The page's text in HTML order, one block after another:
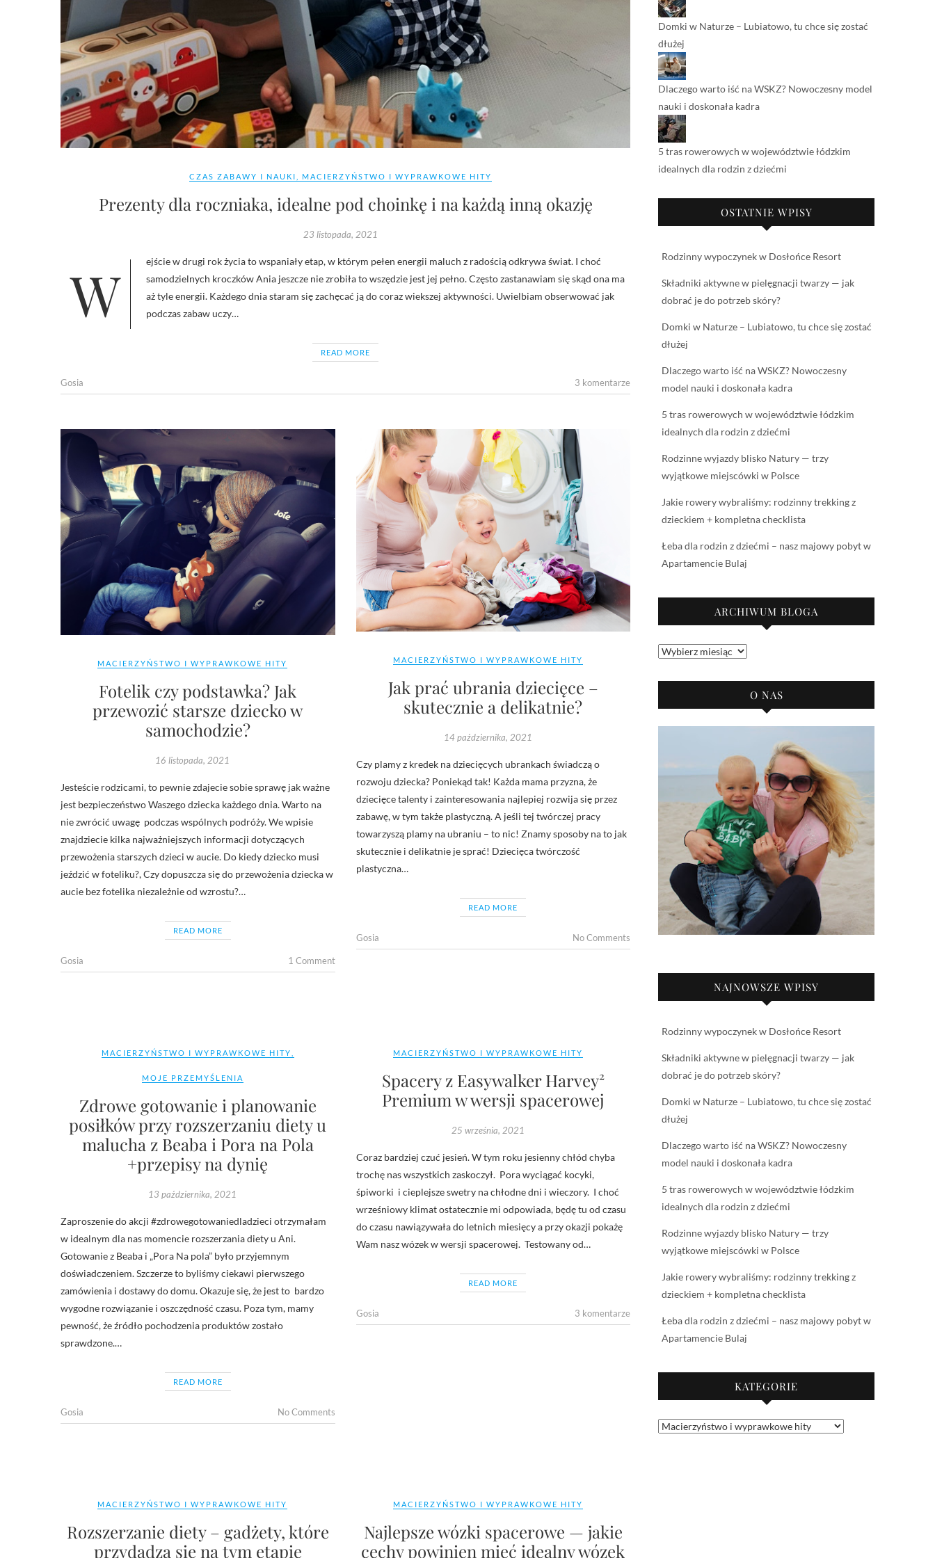
CZAS ZABAWY I NAUKI MACIERZYŃSTWO I WYPRAWKOWE HITY
Prezenty dla roczniaka, idealne pod choinkę i na każdą inną okazję
23 listopada, 2021
Wejście w drugi rok życia to wspaniały etap, w którym pełen energii maluch z radością odkrywa świat. I choć
samodzielnych kroczków Ania jeszcze nie zrobiła to wszędzie jest jej pełno. Często zastanawiam się skąd ona ma
aż tyle energii. Każdego dnia staram się zachęcać ją do coraz wiekszej aktywności. Uwielbiam obserwować jak
podczas zabaw uczy…
READ MORE
Gosia 3 komentarze
MACIERZYŃSTWO I WYPRAWKOWE HITY
Fotelik czy podstawka? Jak
przewozić starsze dziecko w
samochodzie?
16 listopada, 2021
Jesteście rodzicami, to pewnie zdajecie sobie sprawę jak ważne
jest bezpieczeństwo Waszego dziecka każdego dnia. Warto na
nie zwrócić uwagę podczas wspólnych podróży. We wpisie
znajdziecie kilka najważniejszych informacji dotyczących
przewożenia starszych dzieci w aucie. Do kiedy dziecko musi
jeździć w foteliku?, Czy dopuszcza się do przewożenia dziecka w
aucie bez fotelika niezależnie od wzrostu?…
READ MORE
Gosia 1 Comment
MACIERZYŃSTWO I WYPRAWKOWE HITY
Jak prać ubrania dziecięce –
skutecznie a delikatnie?
14 października, 2021
Czy plamy z kredek na dziecięcych ubrankach świadczą o
rozwoju dziecka? Poniekąd tak! Każda mama przyzna, że
dziecięce talenty i zainteresowania najlepiej rozwija się przez
zabawę, w tym także plastyczną. A jeśli tej twórczej pracy
towarzyszą plamy na ubraniu – to nic! Znamy sposoby na to jak
skutecznie i delikatnie je sprać! Dziecięca twórczość
plastyczna…
READ MORE
Gosia No Comments
MACIERZYŃSTWO I WYPRAWKOWE HITY
MOJE PRZEMYŚLENIA
Zdrowe gotowanie i planowanie
posiłków przy rozszerzaniu diety u
malucha z Beaba i Pora na Pola
+przepisy na dynię
13 października, 2021
Zaproszenie do akcji #zdrowegotowaniedladzieci otrzymałam
w idealnym dla nas momencie rozszerzania diety u Ani.
Gotowanie z Beaba i „Pora Na pola” było przyjemnym
doświadczeniem. Szczerze to byliśmy ciekawi pierwszego
zamówienia i dostawy do domu. Okazuje się, że jest to bardzo
wygodne rozwiązanie i oszczędność czasu. Poza tym, mamy
pewność, że źródło pochodzenia produktów zostało
sprawdzone.…
READ MORE
Gosia No Comments
MACIERZYŃSTWO I WYPRAWKOWE HITY
Spacery z Easywalker Harvey²
Premium w wersji spacerowej
25 września, 2021
Coraz bardziej czuć jesień. W tym roku jesienny chłód chyba
trochę nas wszystkich zaskoczył. Pora wyciągać kocyki,
śpiworki i cieplejsze swetry na chłodne dni i wieczory. I choć
wrześniowy klimat ostatecznie mi odpowiada, będę tu od czasu
do czasu nawiązywała do letnich miesięcy a przy okazji pokażę
Wam nasz wózek w wersji spacerowej. Testowany od…
READ MORE
Gosia 3 komentarze
MACIERZYŃSTWO I WYPRAWKOWE HITY
Rozszerzanie diety – gadżety, które
przydadzą się na tym etapie
MACIERZYŃSTWO I WYPRAWKOWE HITY
Najlepsze wózki spacerowe — jakie
cechy powinien mieć idealny wózek
Domki w Naturze – Lubiatowo, tu chce się zostać
dłużej
Dlaczego warto iść na WSKZ? Nowoczesny model
nauki i doskonała kadra
5 tras rowerowych w województwie łódzkim
idealnych dla rodzin z dziećmi
OSTATNIE WPISY
Rodzinny wypoczynek w Dosłońce Resort
Składniki aktywne w pielęgnacji twarzy — jak
dobrać je do potrzeb skóry?
Domki w Naturze – Lubiatowo, tu chce się zostać
dłużej
Dlaczego warto iść na WSKZ? Nowoczesny
model nauki i doskonała kadra
5 tras rowerowych w województwie łódzkim
idealnych dla rodzin z dziećmi
Rodzinne wyjazdy blisko Natury — trzy
wyjątkowe miejscówki w Polsce
Jakie rowery wybraliśmy: rodzinny trekking z
dzieckiem + kompletna checklista
Łeba dla rodzin z dziećmi – nasz majowy pobyt w
Apartamencie Bulaj
ARCHIWUM BLOGA
Archiwum
O NAS
NAJNOWSZE WPISY
Rodzinny wypoczynek w Dosłońce Resort
Składniki aktywne w pielęgnacji twarzy — jak
dobrać je do potrzeb skóry?
Domki w Naturze – Lubiatowo, tu chce się zostać
dłużej
Dlaczego warto iść na WSKZ? Nowoczesny
model nauki i doskonała kadra
5 tras rowerowych w województwie łódzkim
idealnych dla rodzin z dziećmi
Rodzinne wyjazdy blisko Natury — trzy
wyjątkowe miejscówki w Polsce
Jakie rowery wybraliśmy: rodzinny trekking z
dzieckiem + kompletna checklista
Łeba dla rodzin z dziećmi – nasz majowy pobyt w
Apartamencie Bulaj
KATEGORIE
Kategorie